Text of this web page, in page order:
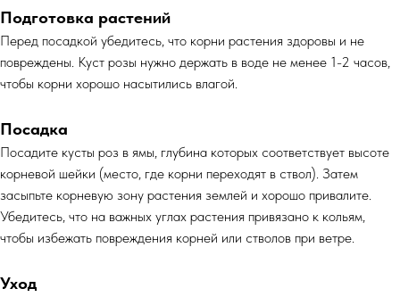
Подготовка растений
Перед посадкой убедитесь, что корни растения здоровы и не
повреждены. Куст розы нужно держать в воде не менее 1-2 часов,
чтобы корни хорошо насытились влагой.
Посадка
Посадите кусты роз в ямы, глубина которых соответствует высоте
корневой шейки (место, где корни переходят в ствол). Затем
засыпьте корневую зону растения землей и хорошо привалите.
Убедитесь, что на важных углах растения привязано к кольям,
чтобы избежать повреждения корней или стволов при ветре.
Уход